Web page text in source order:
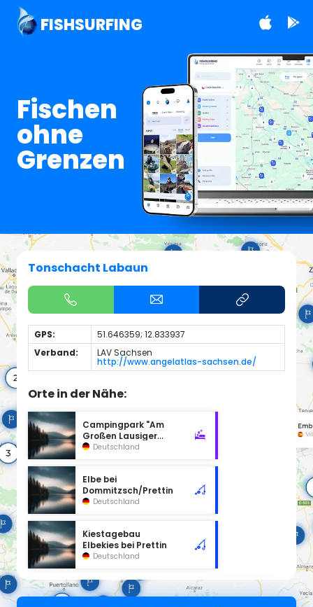
FISHSURFING
Fischen
ohne
Grenzen
Tonschacht Labaun
GPS:
51.646359; 12.833937
Verband:
LAV Sachsen
http://www.angelatlas-sachsen.de/
Orte in der Nähe:
Campingpark "Am
Großen Lausiger
Teich"
Deutschland
Elbe bei
Dommitzsch/Prettin
Deutschland
Kiestagebau
Elbekies bei Prettin
Deutschland